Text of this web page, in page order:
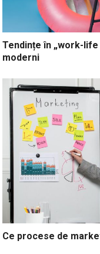
Tendințe în „work-
moderni
Ce procese de